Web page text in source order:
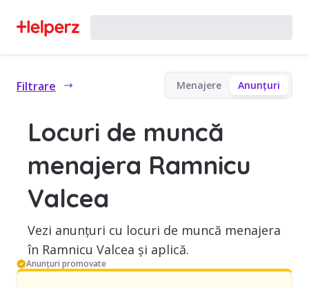
Filtrare Menajere Anunțuri
Locuri de muncă
menajera Ramnicu
Valcea
Vezi anunțuri cu locuri de muncă menajera
în Ramnicu Valcea și aplică.
Anunțuri promovate